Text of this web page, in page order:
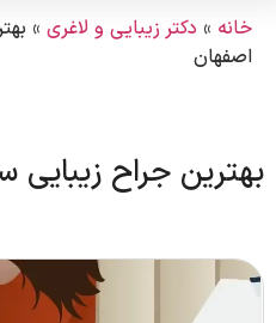
خانه » دکتر زیبایی و لاغری »
اصفهان
بهترین جراح زیبایی